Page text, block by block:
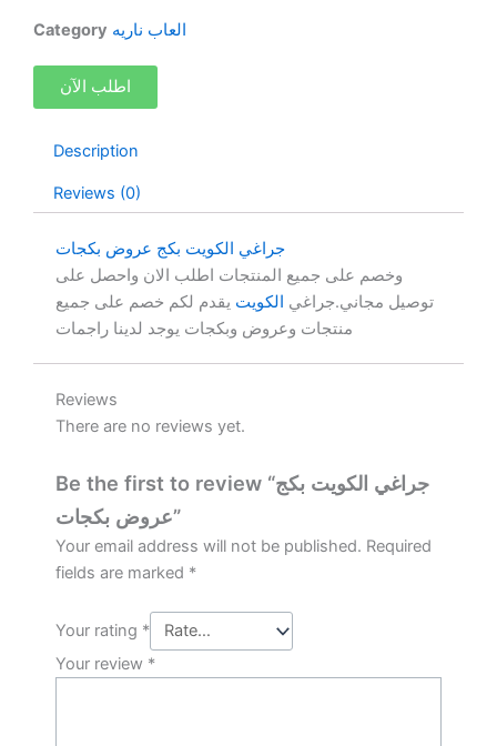
Category العاب ناريه
اطلب الآن
Description
Reviews (0)
جراغي الكويت بكج عروض بكجات
وخصم على جميع المنتجات اطلب الان واحصل على
توصيل مجاني.جراغي الكويت يقدم لكم خصم على جميع
منتجات وعروض وبكجات يوجد لدينا راجمات
Reviews
There are no reviews yet.
Be the first to review “جراغي الكويت بكج
عروض بكجات”
Your email address will not be published. Required
fields are marked *
Your rating *
Your review *